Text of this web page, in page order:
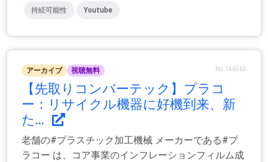
持続可能性 Youtube
アーカイブ 視聴無料 No.146563
【先取りコンバーテック】プラコ
ー：リサイクル機器に好機到来、新
た...
老舗の#プラスチック加工機械 メーカーである#プ
ラコー は、コア事業のインフレーションフィルム成